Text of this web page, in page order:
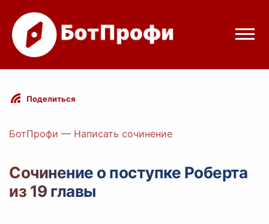
Режимы бота
Цены
Вход с Telegram
Поделиться
БотПрофи — Написать сочинение
Сочинение о поступке Роберта
из 19 главы